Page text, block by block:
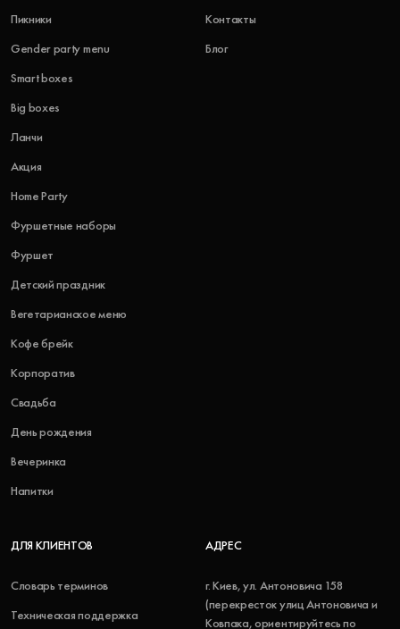
Пикники
Gender party menu
Smart boxes
Big boxes
Ланчи
Акция
Home Party
Фуршетные наборы
Фуршет
Детский праздник
Вегетарианское меню
Кофе брейк
Корпоратив
Свадьба
День рождения
Вечеринка
Напитки
Контакты
Блог
ДЛЯ КЛИЕНТОВ
Словарь терминов
Техническая поддержка
АДРЕС
г. Киев, ул. Антоновича 158
(перекресток улиц Антоновича и
Ковпака, ориентируйтесь по